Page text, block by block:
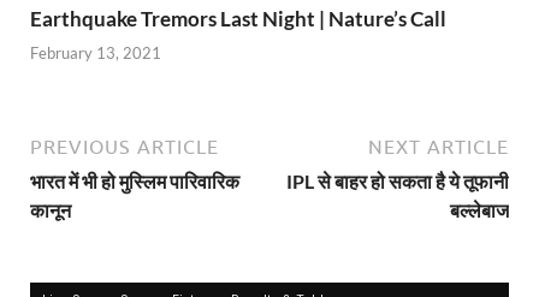
Earthquake Tremors Last Night | Nature’s Call
February 13, 2021
PREVIOUS ARTICLE
भारत में भी हो मुस्लिम पारिवारिक
कानून
NEXT ARTICLE
IPL से बाहर हो सकता है ये तूफानी
बल्लेबाज